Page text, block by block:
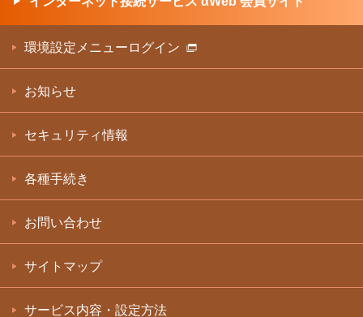
環境設定メニューログイン
お知らせ
セキュリティ情報
各種手続き
お問い合わせ
サイトマップ
サービス内容・設定方法